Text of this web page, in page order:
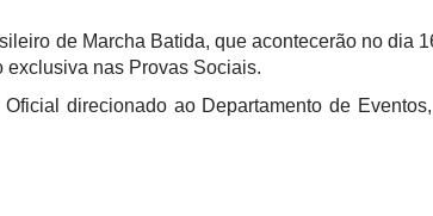
de Marcha Batida, que acontecerão no dia
nas Provas Sociais.
direcionado ao Departamento de